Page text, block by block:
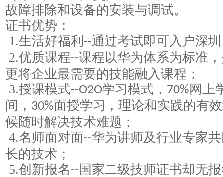
故障排除和设备的安装与调试。
证书优势：
1.生活好福利 --通过考试即可入户深
2.优质课程--课程以华为体系为标准
更将企业最需要的技能融入课程；
3.授课模式--O2O学习模式， 70% 网上
间， 30%面授学习，理论和实践的有
候随时解决技术难题；
4.名师面对面--华为讲师及行业专家
长的技术；
5.创新报名 -- 国家二级技师证书却无